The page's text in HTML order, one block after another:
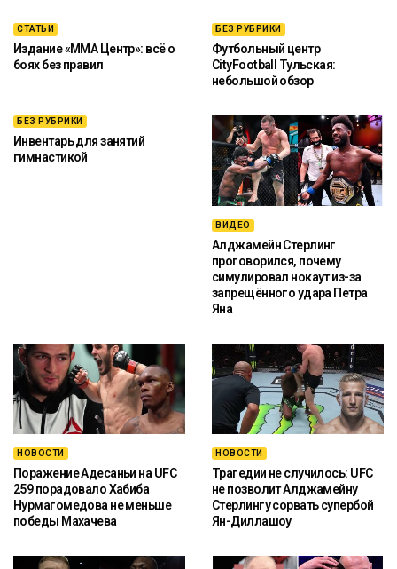
СТАТЬИ
Издание «ММА Центр»: всё о
боях без правил
БЕЗ РУБРИКИ
Футбольный центр
CityFootball Тульская:
небольшой обзор
БЕЗ РУБРИКИ
Инвентарь для занятий
гимнастикой
ВИДЕО
Алджамейн Стерлинг
проговорился, почему
симулировал нокаут из-за
запрещённого удара Петра
Яна
НОВОСТИ
Поражение Адесаньи на UFC
259 порадовало Хабиба
Нурмагомедова не меньше
победы Махачева
НОВОСТИ
Трагедии не случилось: UFC
не позволит Алджамейну
Стерлингу сорвать супербой
Ян-Диллашоу